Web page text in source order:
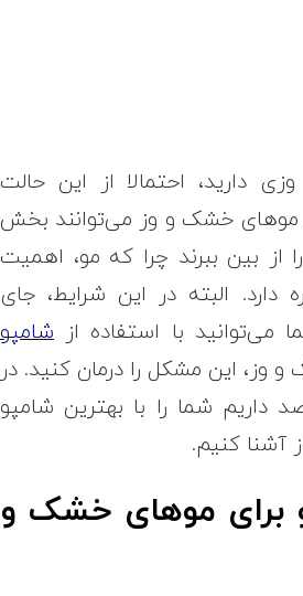
دارید، احتمالا از این حالت
موهای خشک و وز می‌توانند بخش
از بین ببرند چرا که مو، اهمیت
دارد. البته در این شرایط، جای
می‌توانید با استفاده ازشامپو
این مشکل را درمان کنید. در
داریم شما را با بهترین شامپو
کنیم.
برای موهای خشک و